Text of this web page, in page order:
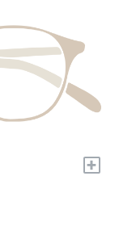
+